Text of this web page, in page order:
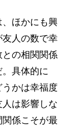
ほかにも興
人の数で幸
の相関関係
具体的に
かは幸福度
は影響しな
係こそが最